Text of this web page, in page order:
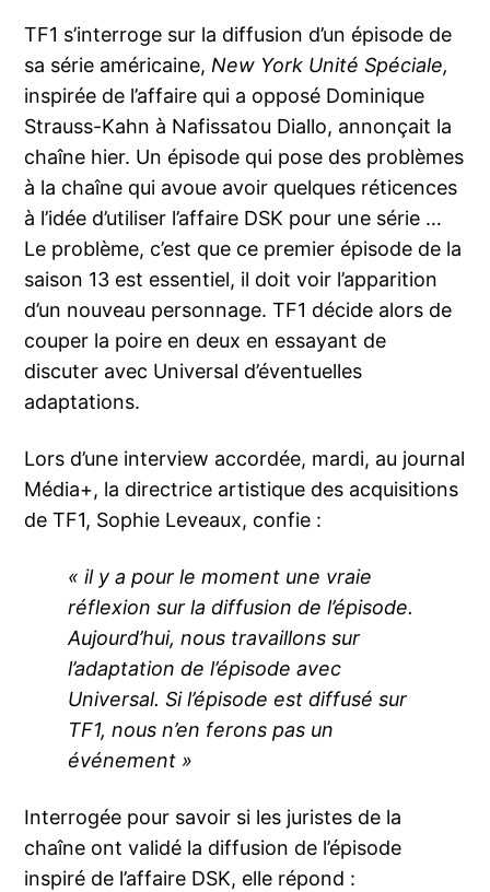
TF1 s’interroge sur la diffusion d’un épisode de
sa série américaine,New York Unité Spéciale,
inspirée de l’affaire qui a opposé Dominique
Strauss-Kahn à Nafissatou Diallo, annonçait la
chaîne hier. Un épisode qui pose des problèmes
à la chaîne qui avoue avoir quelques réticences
à l’idée d’utiliser l’affaire DSK pour une série …
Le problème, c’est que ce premier épisode de la
saison 13 est essentiel, il doit voir l’apparition
d’un nouveau personnage. TF1 décide alors de
couper la poire en deux en essayant de
discuter avec Universal d’éventuelles
adaptations.
Lors d’une interview accordée, mardi, au journal
Média+, la directrice artistique des acquisitions
de TF1, Sophie Leveaux, confie :
« il y a pour le moment une vraie
réflexion sur la diffusion de l’épisode.
Aujourd’hui, nous travaillons sur
l’adaptation de l’épisode avec
Universal. Si l’épisode est diffusé sur
TF1, nous n’en ferons pas un
événement »
Interrogée pour savoir si les juristes de la
chaîne ont validé la diffusion de l’épisode
inspiré de l’affaire DSK, elle répond :